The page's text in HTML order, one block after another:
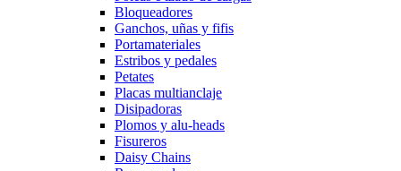
Bloqueadores
Ganchos, uñas y fifis
Portamateriales
Estribos y pedales
Petates
Placas multianclaje
Disipadoras
Plomos y alu-heads
Fisureros
Daisy Chains